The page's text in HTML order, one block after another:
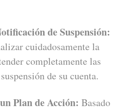
de Suspensión:
cuidadosamente la
completamente las
de su cuenta.
Plan de Acción: Basado